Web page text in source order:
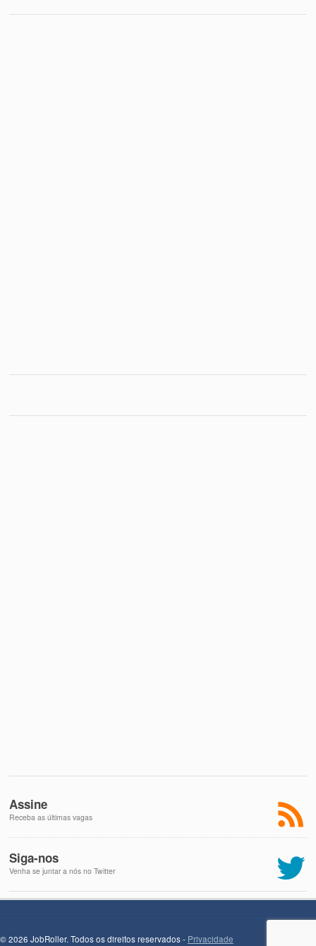
Assine
Receba as últimas vagas
Siga-nos
Venha se juntar a nós no Twitter
© 2026 JobRoller. Todos os direitos reservados - Privacidade